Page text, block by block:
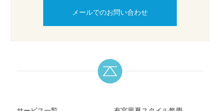
メールでのお問い合わせ